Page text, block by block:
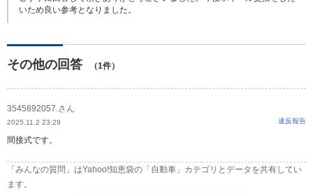
いため良い参考となりました。
その他の回答 （1件）
3545892057.さん
2025.11.2 23:29 違反報告
間接式です。
「みんなの質問」はYahoo!知恵袋の「自動車」カテゴリとデータを共有してい
ます。